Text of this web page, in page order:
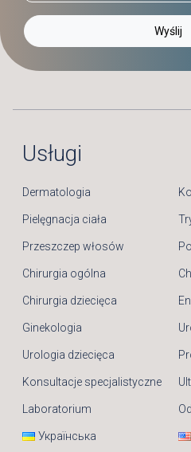
Usługi
Dermatologia
Pielęgnacja ciała
Przeszczep włosów
Chirurgia ogólna
Chirurgia dziecięca
Ginekologia
Urologia dziecięca
Konsultacje specjalistyczne
Laboratorium
Українська